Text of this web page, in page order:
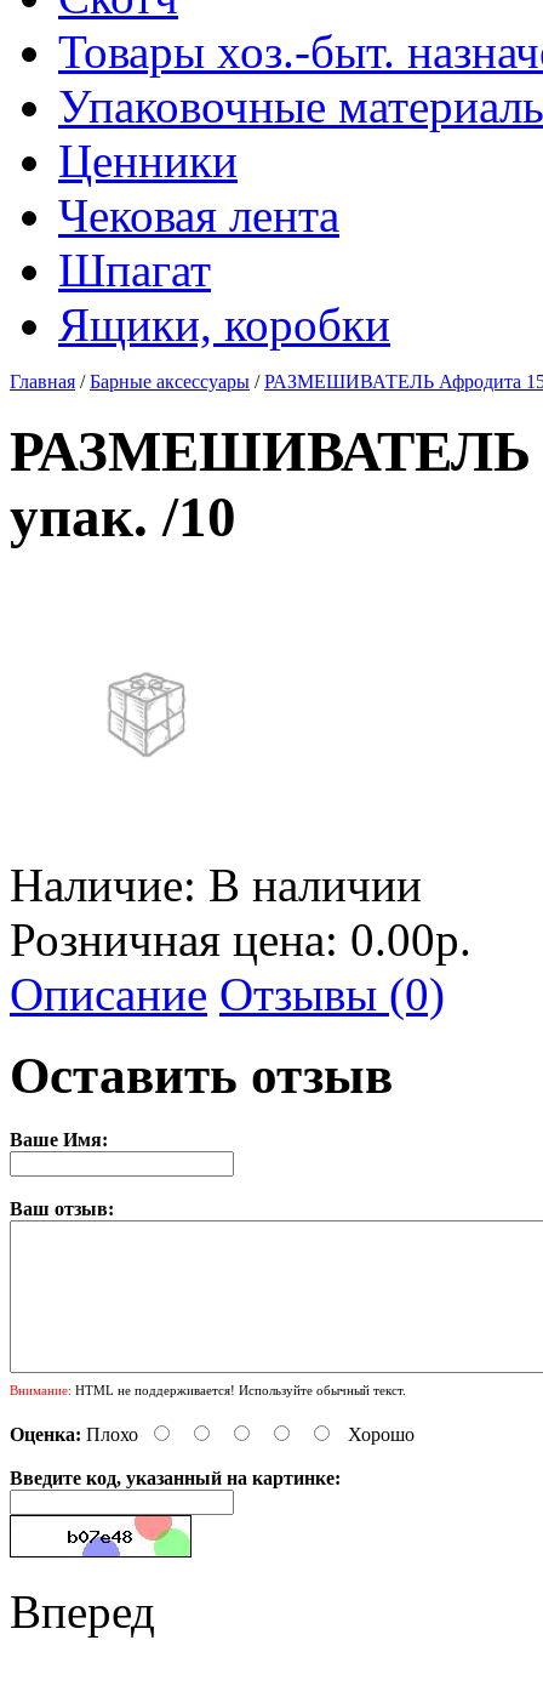
Товары хоз.-быт.
Упаковочные
Ценники
Чековая лента
Шпагат
Ящики, коробки
Главная /Барные аксессуары /РАЗМЕШИВАТЕЛЬ Афродита
РАЗМЕШИВАТЕЛЬ
упак. /10
Наличие: В наличии
Розничная цена: 0.00р.
Описание Отзывы (0)
Оставить отзыв
Ваше Имя:
Ваш отзыв:
Внимание: HTML не поддерживается! Используйте обычный текст.
Оценка: Плохо Хорошо
Введите код, указанный на картинке:
Вперед